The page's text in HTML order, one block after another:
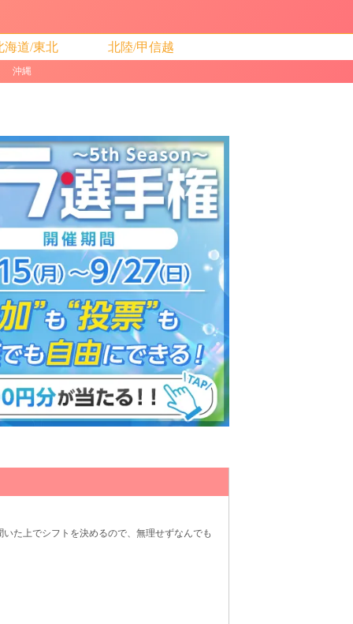
海道/東北 北陸/甲信越
沖縄
た上でシフトを決めるので、無理せずなんでも